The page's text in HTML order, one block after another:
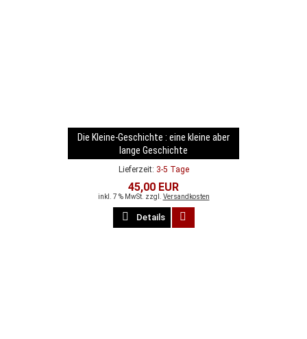
Die Kleine-Geschichte : eine kleine aber
lange Geschichte
Lieferzeit: 3-5 Tage
45,00 EUR
inkl. 7 % MwSt. zzgl. Versandkosten
Details